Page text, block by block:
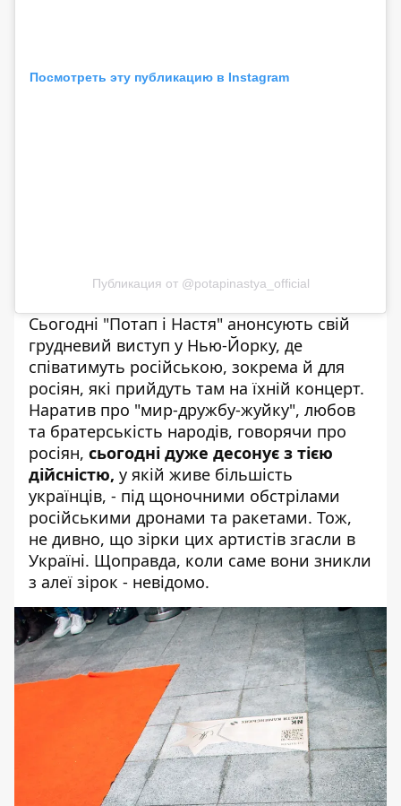
Посмотреть эту публикацию в Instagram
Публикация от @potapinastya_official
Сьогодні "Потап і Настя" анонсують свій
грудневий виступ у Нью-Йорку, де
співатимуть російською, зокрема й для
росіян, які прийдуть там на їхній концерт.
Наратив про "мир-дружбу-жуйку", любов
та братерськість народів, говорячи про
росіян, сьогодні дуже десонує з тією
дійсністю, у якій живе більшість
українців, - під щоночними обстрілами
російськими дронами та ракетами. Тож,
не дивно, що зірки цих артистів згасли в
Україні. Щоправда, коли саме вони зникли
з алеї зірок - невідомо.